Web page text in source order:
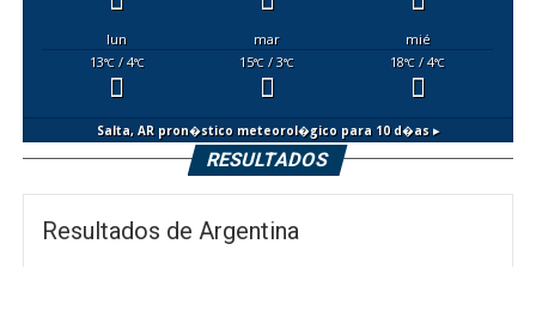
lun mar
mié
13°C/ 4°C 15°C / 3°C 18°C / 4°C
Salta, ARpron�stico meteorol�gico para 10 d�as ▸
RESULTADOS
Resultados de Argentina